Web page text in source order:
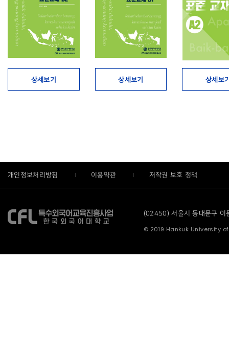
상세보기 상세보기 상세보
개인정보처리방침 이용약관 저작권 보호 정책
(02450) 서울시 동대문구
© 2019 Hankuk University